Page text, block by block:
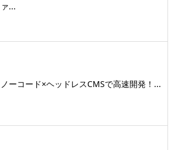
ァ...
ノーコード×ヘッドレスCMSで高速開発！...